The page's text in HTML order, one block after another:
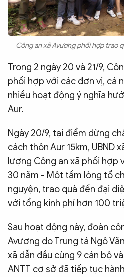
Công an xã Avương phối hợp trao
Trong 2 ngày 20 và 21/9,
phối hợp với các đơn vị, cá
nhiều hoạt động ý nghĩa
Aur.
Ngày 20/9, tại điểm dừng
cách thôn Aur 15km, UBND
lượng Công an xã phối hợp
30 năm - Một tấm lòng tổ
nguyện, trao quà đến đại
với tổng kinh phí hơn 100
Sau hoạt động này, đoàn
Avương do Trung tá Ngô
xã dẫn đầu cùng 9 cán bộ
ANTT cơ sở đã tiếp tục